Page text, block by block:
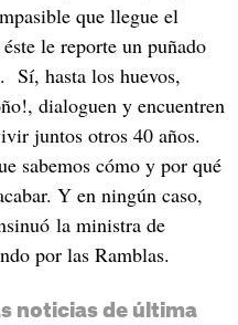
que llegue el
le reporte un puñado
Sí, hasta los huevos,
dialoguen y encuentren
juntos otros 40 años.
sabemos cómo y por qué
Y en ningún caso,
la ministra de
por las Ramblas.
noticias de última